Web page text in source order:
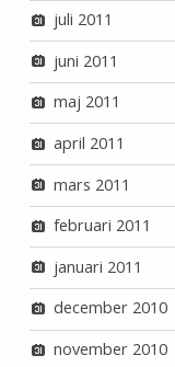
juli 2011
juni 2011
maj 2011
april 2011
mars 2011
februari 2011
januari 2011
december 2010
november 2010